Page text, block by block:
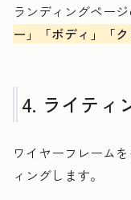
ランディングペー
ー」「ボディ」「ク
4. ライティ
ワイヤーフレーム
ィングします。